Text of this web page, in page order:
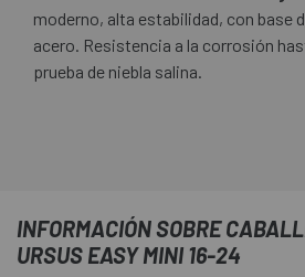
moderno, alta estabilidad, con base
acero. Resistencia a la corrosión
prueba de niebla salina.
INFORMACIÓN SOBRE
URSUS EASY MINI 16-24